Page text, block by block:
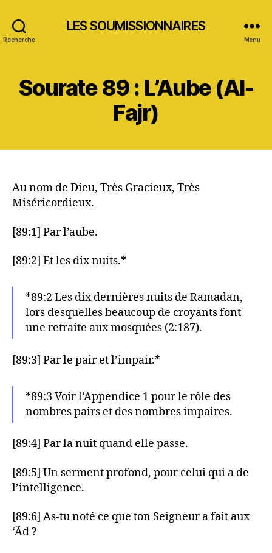
Recherche
LES SOUMISSIONNAIRES
Menu
Sourate 89 : L’Aube (Al-
Fajr)
Au nom de Dieu, Très Gracieux, Très
Miséricordieux.
[89:1] Par l’aube.
[89:2] Et les dix nuits.*
*89:2 Les dix dernières nuits de Ramadan,
lors desquelles beaucoup de croyants font
une retraite aux mosquées (2:187).
[89:3] Par le pair et l’impair.*
*89:3 Voir l’Appendice 1 pour le rôle des
nombres pairs et des nombres impaires.
[89:4] Par la nuit quand elle passe.
[89:5] Un serment profond, pour celui qui a de
l’intelligence.
[89:6] As-tu noté ce que ton Seigneur a fait aux
‘Ãd ?